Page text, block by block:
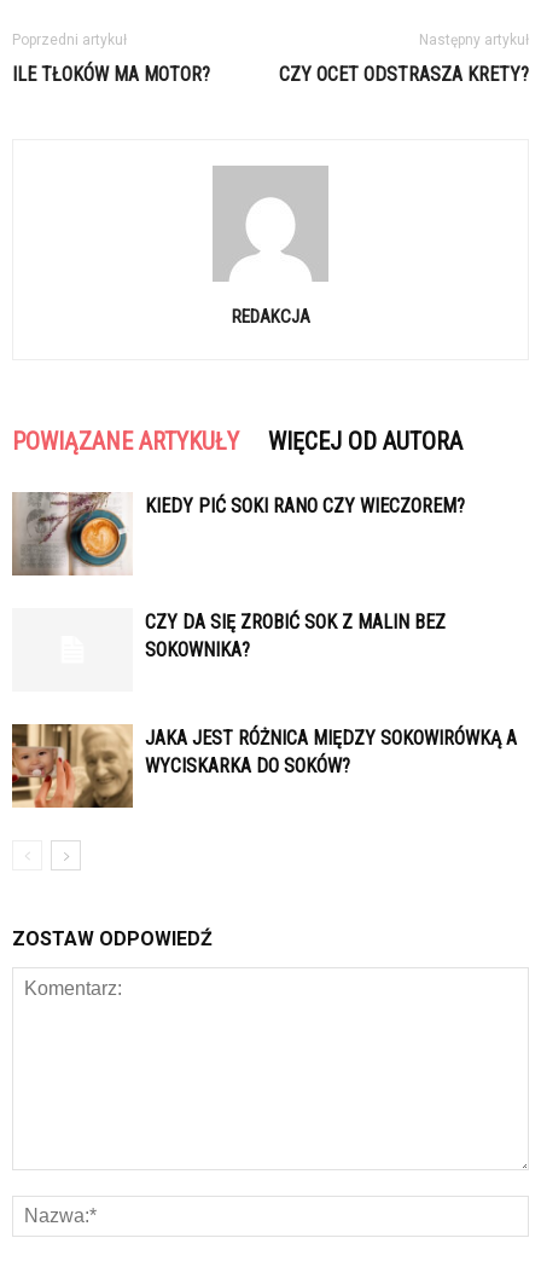
Poprzedni artykuł
ILE TŁOKÓW MA MOTOR?
Następny artykuł
CZY OCET ODSTRASZA KRETY?
REDAKCJA
POWIĄZANE ARTYKUŁY WIĘCEJ OD AUTORA
KIEDY PIĆ SOKI RANO CZY WIECZOREM?
CZY DA SIĘ ZROBIĆ SOK Z MALIN BEZ
SOKOWNIKA?
JAKA JEST RÓŻNICA MIĘDZY SOKOWIRÓWKĄ A
WYCISKARKA DO SOKÓW?
ZOSTAW ODPOWIEDŹ